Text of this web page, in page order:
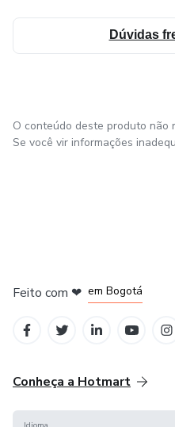
Dúvidas
O conteúdo deste produto não
Se você vir informações
Feito com ❤ em Bogotá
Conheça a Hotmart